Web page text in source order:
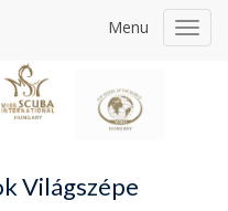
Menu
Világszépe